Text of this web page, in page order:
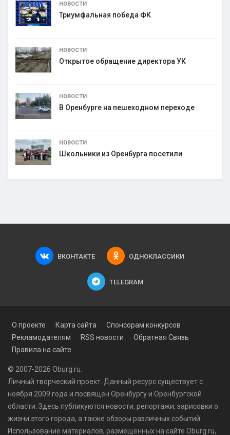
НОВОСТИ
Триумфальная победа ФК
НОВОСТИ
Открытое обращение директора УК
НОВОСТИ
В Оренбурге на пешеходном переходе
НОВОСТИ
Школьники из Оренбурга посетили
ВКОНТАКТЕ ОДНОКЛАССИКИ
TELEGRAM
О проекте Карта сайта
Спонсорам конкурсов
Рекламодателям
RSS новости
Обратная Связь
Правила на сайте
© 2007-2026 Oburg.ru.
Личный творческий проект. Данный ресурс существует с
ноября 2009 года и посвящен Оренбургу и Оренбургской
области. Здесь публикуются новости, репортажи, зарисовки о
жизни этого города, а также обзоры различных событий.
Использование материалов, размещенных на сайте Oburg.ru,